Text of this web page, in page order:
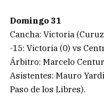
Domingo 31
Cancha: Victoria
-15: Victoria (0) vs
Árbitro: Marcelo
Asistentes: Mauro
Paso de los Libres).